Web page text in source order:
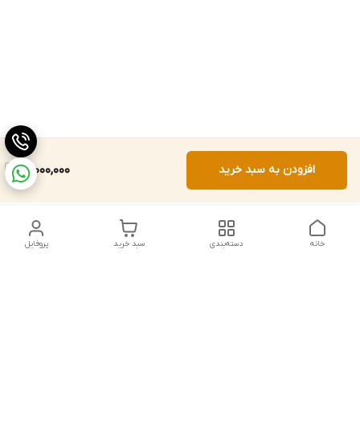
18,000,000 افزودن به سبد خرید
پروفایل سبد خرید دسته‌بندی خانه